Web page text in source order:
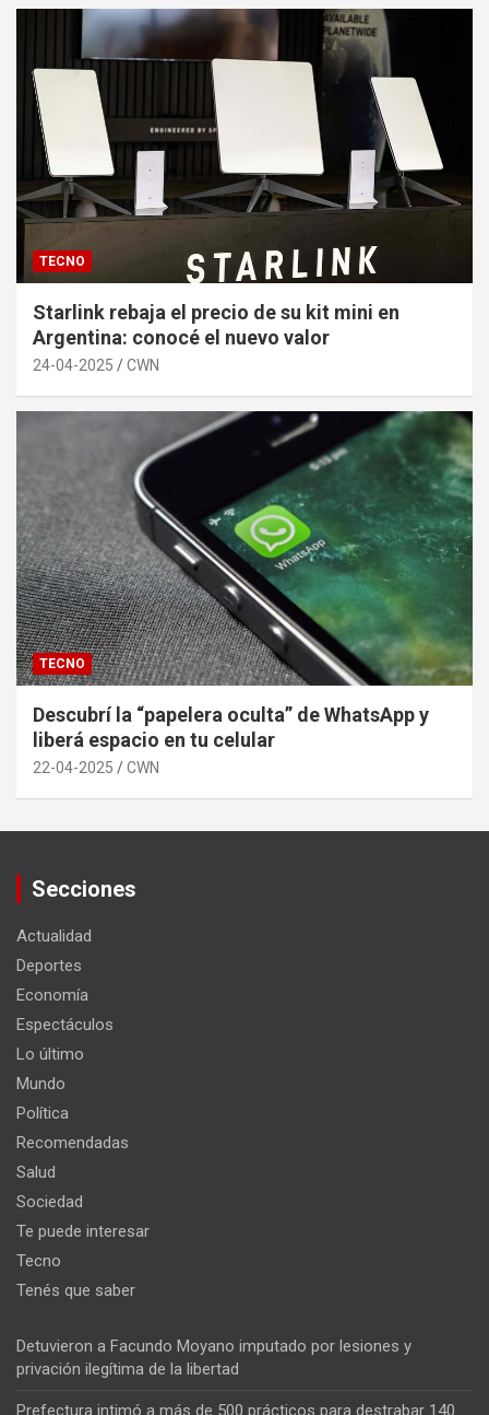
TECNO
Starlink rebaja el precio de su kit mini en
Argentina: conocé el nuevo valor
24-04-2025 CWN
TECNO
Descubrí la “papelera oculta” de WhatsApp y
liberá espacio en tu celular
22-04-2025 CWN
Secciones
Actualidad
Deportes
Economía
Espectáculos
Lo último
Mundo
Política
Recomendadas
Salud
Sociedad
Te puede interesar
Tecno
Tenés que saber
Detuvieron a Facundo Moyano imputado por lesiones y
privación ilegítima de la libertad
Prefectura intimó a más de 500 prácticos para destrabar 140